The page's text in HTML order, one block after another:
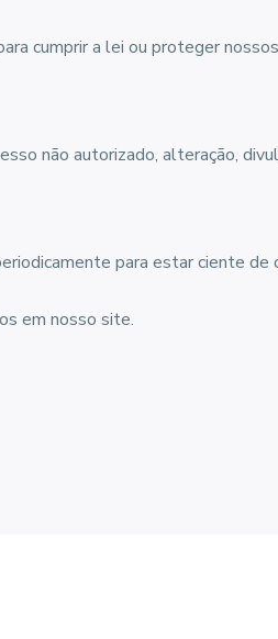
cumprir a lei ou proteger
não autorizado, alteração,
para estar ciente de
em nosso site.